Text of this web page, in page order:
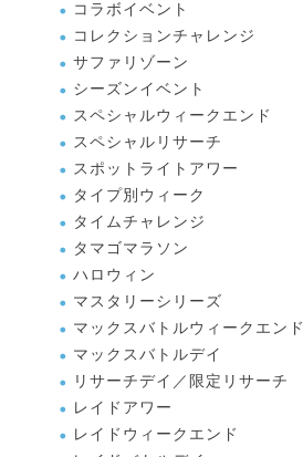
コラボイベント
コレクションチャレンジ
サファリゾーン
シーズンイベント
スペシャルウィークエンド
スペシャルリサーチ
スポットライトアワー
タイプ別ウィーク
タイムチャレンジ
タマゴマラソン
ハロウィン
マスタリーシリーズ
マックスバトルウィークエンド
マックスバトルデイ
リサーチデイ／限定リサーチ
レイドアワー
レイドウィークエンド